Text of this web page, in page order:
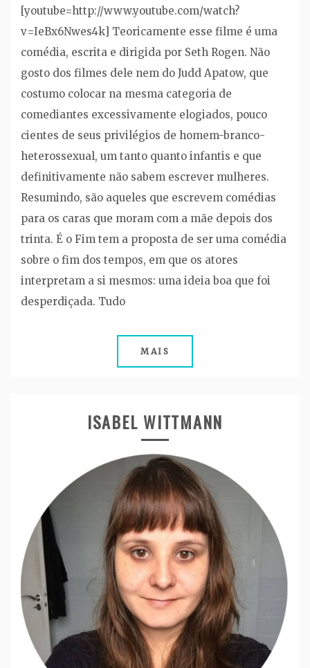
[youtube=http://www.youtube.com/watch?
v=IeBx6Nwes4k] Teoricamente esse filme é uma
comédia, escrita e dirigida por Seth Rogen. Não
gosto dos filmes dele nem do Judd Apatow, que
costumo colocar na mesma categoria de
comediantes excessivamente elogiados, pouco
cientes de seus privilégios de homem-branco-
heterossexual, um tanto quanto infantis e que
definitivamente não sabem escrever mulheres.
Resumindo, são aqueles que escrevem comédias
para os caras que moram com a mãe depois dos
trinta. É o Fim tem a proposta de ser uma comédia
sobre o fim dos tempos, em que os atores
interpretam a si mesmos: uma ideia boa que foi
desperdiçada. Tudo
MAIS
ISABEL WITTMANN